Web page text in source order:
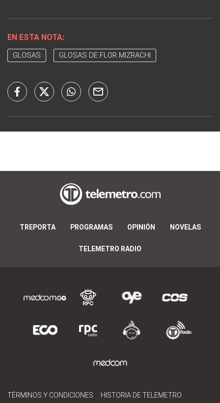
EN ESTA NOTA:
GLOSAS GLOSAS DE FLOR MIZRACHI
TREPORTA PROGRAMAS OPINIÓN NOVELAS
TELEMETRO RADIO
TÉRMINOS Y CONDICIONES HISTORIA DE TELEMETRO